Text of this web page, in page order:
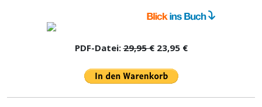
PDF-Datei:29,95 €23,95 €